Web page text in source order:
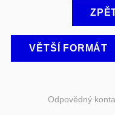
VĚTŠÍ FORMÁT
Odpovědný